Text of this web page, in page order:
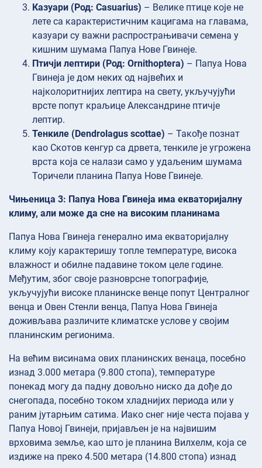
Казуари (Род: Casuarius) – Велике птице које не
лете са карактеристичним кацигама на главама,
казуари су важни распрострањивачи семена у
кишним шумама Папуа Нове Гвинеје.
Птичји лептири (Род: Ornithoptera) – Папуа Нова
Гвинеја је дом неких од највећих и
најколоритнијих лептира на свету, укључујући
врсте попут краљице Александрине птичје
лептир.
Тенкиле (Dendrolagus scottae) – Такође познат
као Скотов кенгур са дрвета, тенкиле је угрожена
врста која се налази само у удаљеним шумама
Торичели планина Папуа Нове Гвинеје.
Чињеница 3: Папуа Нова Гвинеја има екваторијалну
климу, али може да сне на високим планинама
Папуа Нова Гвинеја генерално има екваторијалну
климу коју карактеришу топле температуре, висока
влажност и обилне падавине током целе године.
Међутим, због своје разноврсне топографије,
укључујући високе планинске венце попут Централног
венца и Овен Стенли венца, Папуа Нова Гвинеја
доживљава различите климатске услове у својим
планинским регионима.
На већим висинама ових планинских венаца, посебно
изнад 3.000 метара (9.800 стопа), температуре
понекад могу да падну довољно ниско да дође до
снегопада, посебно током хладнијих периода или у
раним јутарњим сатима. Иако снег није честа појава у
Папуа Новој Гвинеји, пријављен је на највишим
врховима земље, као што је планина Вилхелм, која се
издиже на преко 4.500 метара (14.800 стопа) изнад